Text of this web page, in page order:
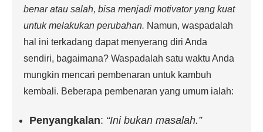
benar atau salah, bisa menjadi motivator yang kuat
untuk melakukan perubahan. Namun, waspadalah
hal ini terkadang dapat menyerang diri Anda
sendiri, bagaimana? Waspadalah satu waktu Anda
mungkin mencari pembenaran untuk kambuh
kembali. Beberapa pembenaran yang umum ialah:
Penyangkalan: “Ini bukan masalah.”